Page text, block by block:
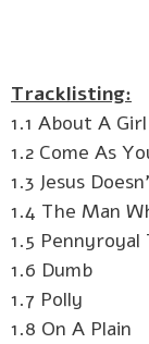
Tracklisting:
1.1 About A Girl
1.2 Come As
1.3 Jesus
1.4 The Man
1.5 Pennyroyal
1.6 Dumb
1.7 Polly
1.8 On A Plain